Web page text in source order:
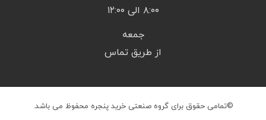
۸:۰۰ الی ۱۲:۰۰
جمعه
از طریق تماس
©تمامی حقوق برای گروه صنعتی خرید پنجره محفوظ می باشد.